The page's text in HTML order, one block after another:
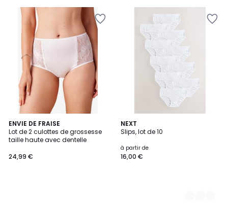
ENVIE DE FRAISE
Lot de 2 culottes de grossesse
taille haute avec dentelle
24,99 €
NEXT
Slips, lot de 10
à partir de
16,00 €
5
Couleurs